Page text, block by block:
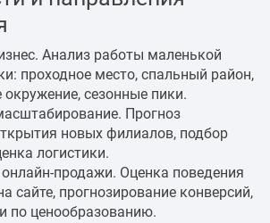
Анализ работы маленькой
проходное место, спальный район,
окружение, сезонные пики.
Прогноз
новых филиалов, подбор
логистики.
онлайн-продажи. Оценка поведения
сайте, прогнозирование конверсий,
по ценообразованию.